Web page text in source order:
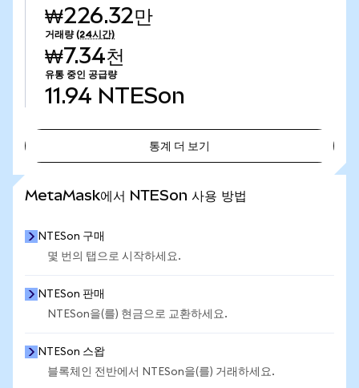
₩226.32만
거래량 (24시간)
₩7.34천
유통 중인 공급량
11.94 NTESon
통계 더 보기
MetaMask에서 NTESon 사용 방법
NTESon 구매
몇 번의 탭으로 시작하세요.
NTESon 판매
NTESon을(를) 현금으로 교환하세요.
NTESon 스왑
블록체인 전반에서 NTESon을(를) 거래하세요.